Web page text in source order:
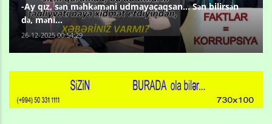
-Ay qız, sən məhkəməni udmayacaqsan... Sən bilirsən
də, məni...
26-12-2025 00:54:29